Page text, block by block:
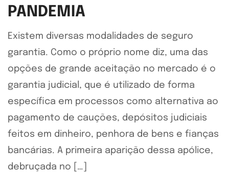
PANDEMIA
Existem diversas modalidades de seguro
garantia. Como o próprio nome diz, uma das
opções de grande aceitação no mercado é o
garantia judicial, que é utilizado de forma
específica em processos como alternativa ao
pagamento de cauções, depósitos judiciais
feitos em dinheiro, penhora de bens e fianças
bancárias. A primeira aparição dessa apólice,
debruçada no […]